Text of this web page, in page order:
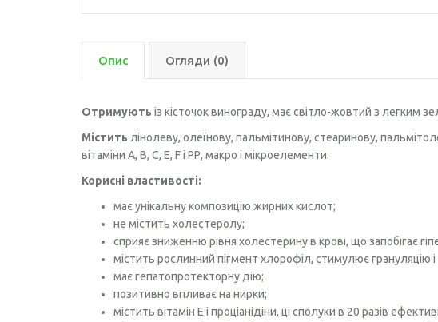
Оливкова олія
Рижієва олія
Гарбузова олія
Чорного кмину олія
Часникова олія
Ядер кондитерського соняшника
Кокосова олія
Опис Огляди (0)
Отримують із кісточок винограду, має світло-жовтий з легким
Містить лінолеву, олеїнову, пальмітинову, стеаринову,
вітаміни А, В, С, Е, F і РР, макро і мікроелементи.
Корисні властивості:
має унікальну композицію жирних кислот;
не містить холестеролу;
сприяє зниженню рівня холестерину в крові, що запобігає
містить рослинний пігмент хлорофіл, стимулює грануляцію і
має гепатопротекторну дію;
позитивно впливає на нирки;
містить вітамін Е і проціанідіни, ці сполуки в 20 разів